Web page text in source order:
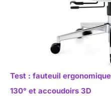
Test : fauteuil
130° et accoudoirs 3D